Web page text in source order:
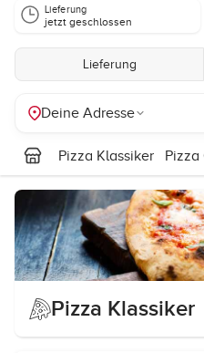
Lieferung
jetzt geschlossen
Lieferung
Deine Adresse
Pizza Klassiker Pizza
Pizza Klassiker